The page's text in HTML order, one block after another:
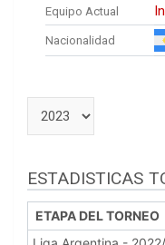
Equipo Actual
Nacionalidad
ESTADISTICAS
ETAPA DEL TORNEO